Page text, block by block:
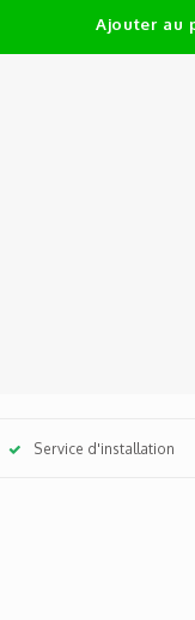
Ajouter au
Service d'installation